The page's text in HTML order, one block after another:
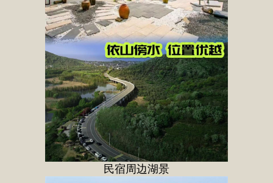
民宿周边湖景